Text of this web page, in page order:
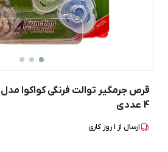
4 عددی
ارسال از 1روز کاری